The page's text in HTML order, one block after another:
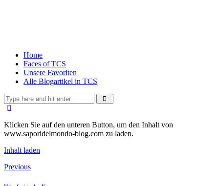
Home
Faces of TCS
Unsere Favoriten
Alle Blogartikel in TCS
Klicken Sie auf den unteren Button, um den Inhalt von
www.saporidelmondo-blog.com zu laden.
Inhalt laden
Beitragsnavigation
Previous